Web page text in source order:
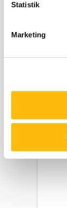
Statistik
Marketing